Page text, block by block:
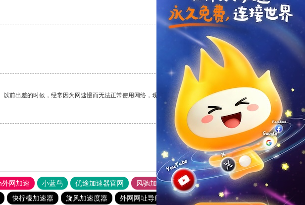
支持 [0] 反对[0]
支持[0] 反对
前出差的时候，经常因为网速慢而无法正常使用网络，现在有了这个app，我再也不用担心了。
支持[0] 反对[0]
网加速 小蓝鸟 优途加速器官网 风驰加速器
旋风加速器
快柠檬加速器 旋风加速度器 外网网址导航 软件中心 雷霆加速 狂飙加速器